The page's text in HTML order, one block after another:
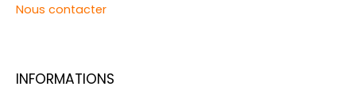
Nous contacter
INFORMATIONS